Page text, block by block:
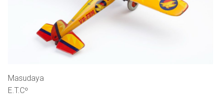
Masudaya
E.T.Cº